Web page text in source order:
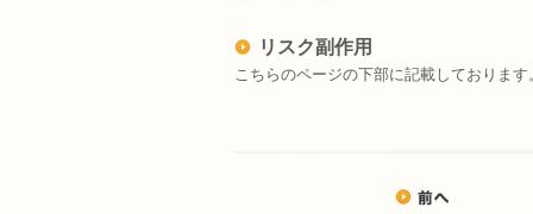
リスク副作用
こちらのページの下部に記載しております